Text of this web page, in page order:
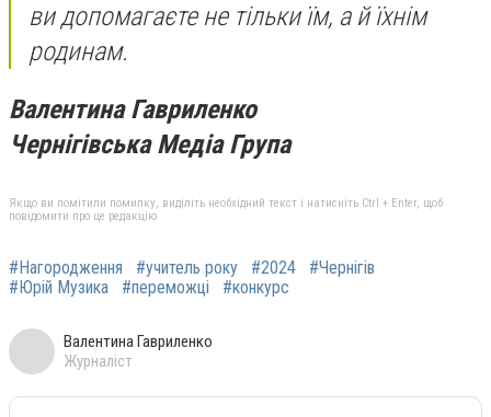
ви допомагаєте не тільки їм, а й їхнім
родинам.
Валентина Гавриленко
Чернігівська Медіа Група
Якщо ви помітили помилку, виділіть необхідний текст і натисніть Ctrl + Enter, щоб
повідомити про це редакцію
#Нагородження #учитель року #2024
#Чернігів
#Юрій Музика
#переможці #конкурс
Валентина Гавриленко
Журналіст